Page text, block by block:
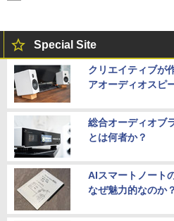
Special Site
クリエイティブが
アオーディオスピ
総合オーディオブ
とは何者か？
AIスマートノート
なぜ魅力的なのか？